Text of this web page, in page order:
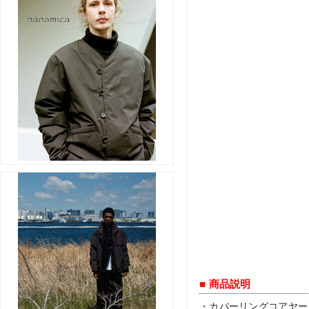
■ 商品説明
・カバーリングコアヤ